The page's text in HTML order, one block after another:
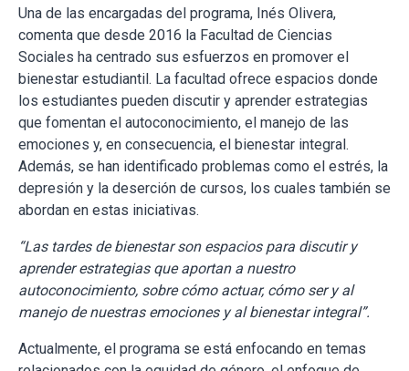
Una de las encargadas del programa, Inés Olivera,
comenta que desde 2016 la Facultad de Ciencias
Sociales ha centrado sus esfuerzos en promover el
bienestar estudiantil. La facultad ofrece espacios donde
los estudiantes pueden discutir y aprender estrategias
que fomentan el autoconocimiento, el manejo de las
emociones y, en consecuencia, el bienestar integral.
Además, se han identificado problemas como el estrés, la
depresión y la deserción de cursos, los cuales también se
abordan en estas iniciativas.
“Las tardes de bienestar son espacios para discutir y
aprender estrategias que aportan a nuestro
autoconocimiento, sobre cómo actuar, cómo ser y al
manejo de nuestras emociones y al bienestar integral”.
Actualmente, el programa se está enfocando en temas